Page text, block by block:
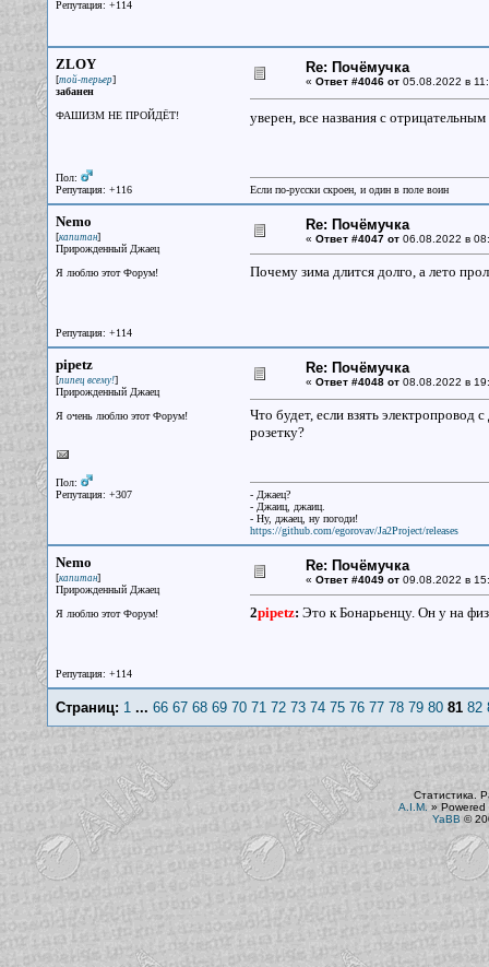
Репутация: +114
ZLOY
[той-терьер]
забанен
ФАШИЗМ НЕ ПРОЙДЁТ!
Пол:
Репутация: +116
Re: Почёмучка
« Ответ #4046 от05.08.2022 в
уверен, все названия с
Если по-русски скроен, и один в поле воин
Nemo
[капитан]
Прирожденный Джаец
Я люблю этот Форум!
Репутация: +114
Re: Почёмучка
« Ответ #4047 от06.08.2022 в
Почему зима длится долго, а лето
pipetz
[пипец всему!]
Прирожденный Джаец
Я очень люблю этот Форум!
Пол:
Репутация: +307
Re: Почёмучка
« Ответ #4048 от08.08.2022 в
Что будет, если взять электропровод
розетку?
- Джаец?
- Джаиц, джаиц.
- Ну, джаец, ну погоди!
https://github.com/egorovav/Ja2Project/releases
Nemo
[капитан]
Прирожденный Джаец
Я люблю этот Форум!
Репутация: +114
Re: Почёмучка
« Ответ #4049 от09.08.2022 в
2pipetz: Это к Бонарьенцу. Он у на
Страниц: 1... 66 67 68 69 70 71 72 73 74 75 76 77 78 79 80 81 82
Статистика.
A.I.M. »Powered
YaBB ©